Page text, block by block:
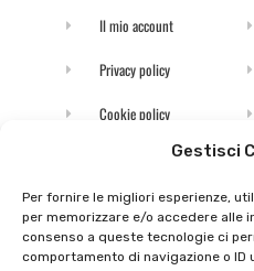
Gestisci
Per fornire le migliori esperienze,
per memorizzare e/o accedere alle
consenso a queste tecnologie ci
comportamento di navigazione o ID
Il mio account
Privacy policy
Cookie policy
Supporto e contatti
Newsletter